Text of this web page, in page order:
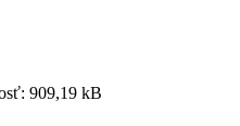
909,19 kB